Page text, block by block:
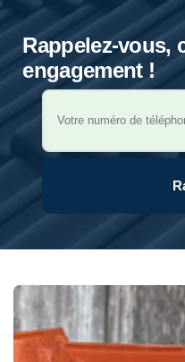
Rappelez-vous,
engagement !